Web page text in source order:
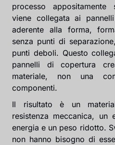
processo
viene collegata ai
aderente alla forma,
senza punti di
punti deboli. Questo
pannelli di copertura
materiale, non una
componenti.
Il risultato è un
resistenza meccanica, un
energia e un peso ridotto.
non hanno bisogno di